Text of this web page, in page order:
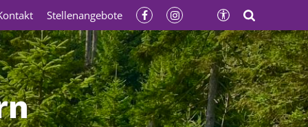
Stellenangebote